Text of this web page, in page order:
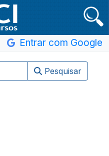
Entrar com Google
Pesquisar